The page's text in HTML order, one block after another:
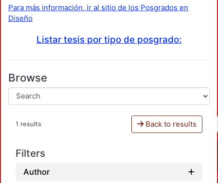
Para más información, ir al sitio de los Posgrados en
Diseño
Listar tesis por tipo de posgrado:
Browse
1 results Back to results
Filters
Author